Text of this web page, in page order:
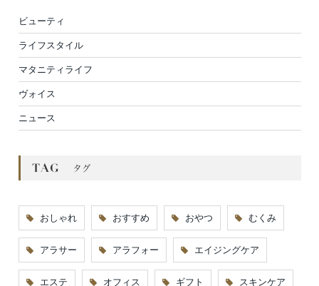
ビューティ
ライフスタイル
マタニティライフ
ヴォイス
ニュース
おしゃれ おすすめ おやつ むくみ
アラサー アラフォー エイジングケア
エステ オフィス ギフト スキンケア